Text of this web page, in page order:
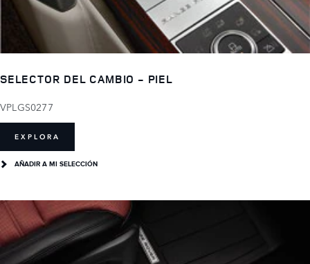
SELECTOR DEL CAMBIO - PIEL
VPLGS0277
EXPLORA
AÑADIR A MI SELECCIÓN